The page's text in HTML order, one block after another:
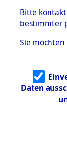
5.3.1
zu
en
5.3.2
5.3.3
Bitte
bestimmter
Sie
Daten